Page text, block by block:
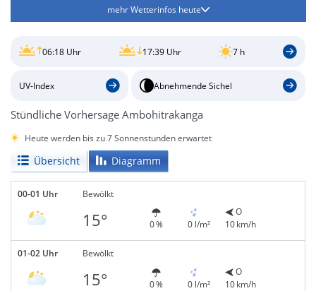
mehr Wetterinfos heute
06:18 Uhr 17:39 Uhr 7 h
UV-Index Abnehmende Sichel
Stündliche Vorhersage Ambohitrakanga
Heute werden bis zu 7 Sonnenstunden erwartet
Übersicht Diagramm
00-01 Uhr Bewölkt
15° 0 % 0 l/m²
O
10 km/h
01-02 Uhr Bewölkt
15° 0 % 0 l/m²
O
10 km/h